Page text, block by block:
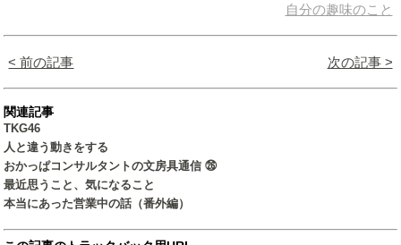
自分の趣味のこと
< 前の記事 次の記事 >
関連記事
TKG46
人と違う動きをする
おかっぱコンサルタントの文房具通信 ㉖
最近思うこと、気になること
本当にあった営業中の話（番外編）